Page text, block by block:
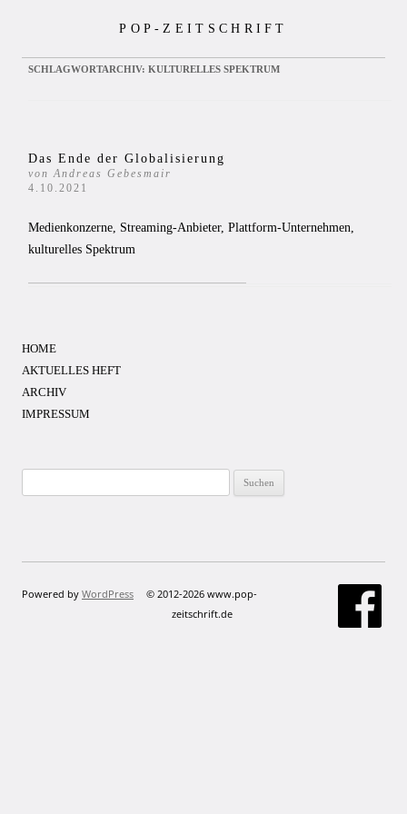
POP-ZEITSCHRIFT
SCHLAGWORTARCHIV: KULTURELLES SPEKTRUM
Das Ende der Globalisierung
von Andreas Gebesmair
4.10.2021
Medienkonzerne, Streaming-Anbieter, Plattform-Unternehmen,
kulturelles Spektrum
HOME
AKTUELLES HEFT
ARCHIV
IMPRESSUM
nach:
Powered by WordPress
© 2012-2026 www.pop-
zeitschrift.de